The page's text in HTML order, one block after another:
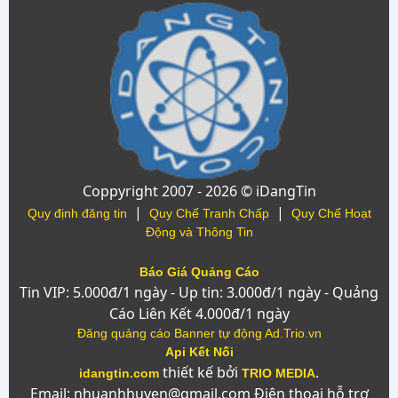
Coppyright 2007 - 2026 © iDangTin
Quy định đăng tin | Quy Chế Tranh Chấp|
Quy Chế Hoạt
Động và Thông Tin
Báo Giá Quảng Cáo
Tin VIP: 5.000đ/1 ngày - Up tin: 3.000đ/1 ngày - Quảng
Cáo Liên Kết 4.000đ/1 ngày
Đăng quảng cáo Banner tự động Ad.Trio.vn
Api Kết Nối
idangtin.com thiết kế bởi TRIO MEDIA.
Email: nhuanhhuyen@gmail.com Điện thoại hỗ trợ